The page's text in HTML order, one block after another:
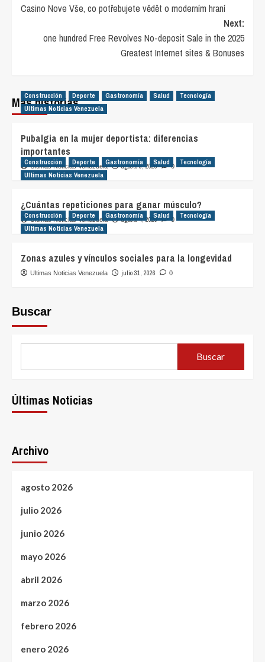
navigation
Casino Nove Vše, co potřebujete vědět o moderním hraní
Next:
one hundred Free Revolves No-deposit Sale in the 2025
Greatest Internet sites & Bonuses
Más historias
Construcción Deporte Gastronomía Salud
Tecnología
Ultimas Noticias Venezuela
Pubalgia en la mujer deportista: diferencias
importantes
Ultimas Noticias Venezuela agosto 9, 2026 0
Construcción Deporte Gastronomía Salud
Tecnología
Ultimas Noticias Venezuela
¿Cuántas repeticiones para ganar músculo?
Ultimas Noticias Venezuela agosto 4, 2026 0
Construcción Deporte Gastronomía Salud
Tecnología
Ultimas Noticias Venezuela
Zonas azules y vínculos sociales para la longevidad
Ultimas Noticias Venezuela julio 31, 2026 0
Buscar
Buscar
Últimas Noticias
Archivo
agosto 2026
julio 2026
junio 2026
mayo 2026
abril 2026
marzo 2026
febrero 2026
enero 2026